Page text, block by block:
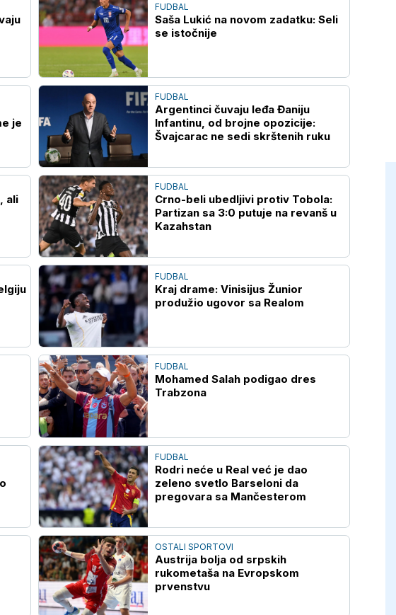
FUDBAL
Saša Lukić na novom zadatku: Seli
se istočnije
je
FUDBAL
Argentinci čuvaju leđa Đaniju
Infantinu, od brojne opozicije:
Švajcarac ne sedi skrštenih ruku
ali
FUDBAL
Crno-beli ubedljivi protiv Tobola:
Partizan sa 3:0 putuje na revanš u
Kazahstan
FUDBAL
Kraj drame: Vinisijus Žunior
produžio ugovor sa Realom
FUDBAL
Mohamed Salah podigao dres
Trabzona
FUDBAL
Rodri neće u Real već je dao
zeleno svetlo Barseloni da
pregovara sa Mančesterom
OSTALI SPORTOVI
Austrija bolja od srpskih
rukometaša na Evropskom
prvenstvu